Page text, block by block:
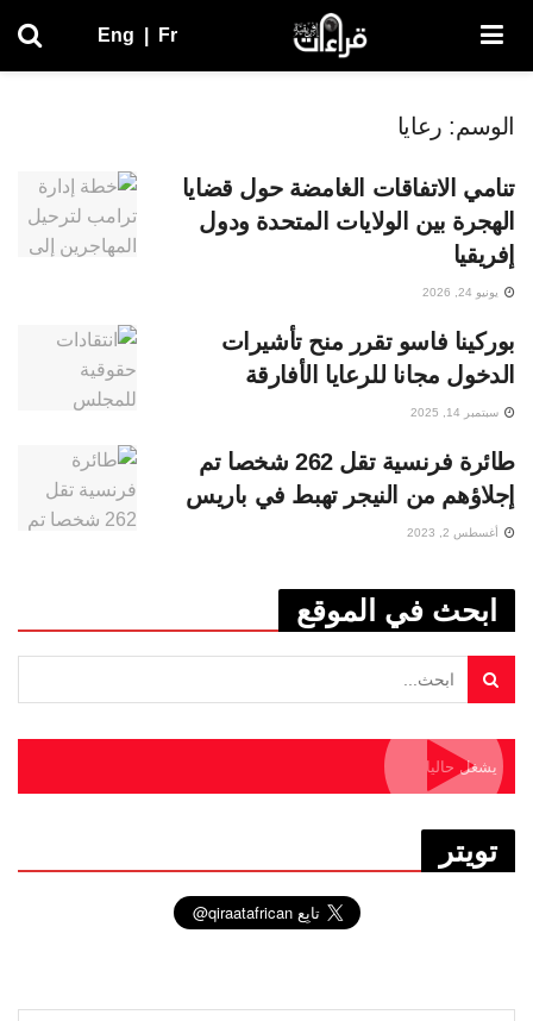
Eng Fr
الوسم: رعايا
تنامي الاتفاقات الغامضة حول قضايا
الهجرة بين الولايات المتحدة ودول
إفريقيا
يونيو 24, 2026
بوركينا فاسو تقرر منح تأشيرات
الدخول مجانا للرعايا الأفارقة
سبتمبر 14, 2025
طائرة فرنسية تقل 262 شخصا تم
إجلاؤهم من النيجر تهبط في باريس
أغسطس 2, 2023
ابحث في الموقع
يشغل حاليا
تويتر